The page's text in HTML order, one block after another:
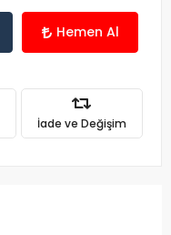
Hemen Al
İade ve Değişim